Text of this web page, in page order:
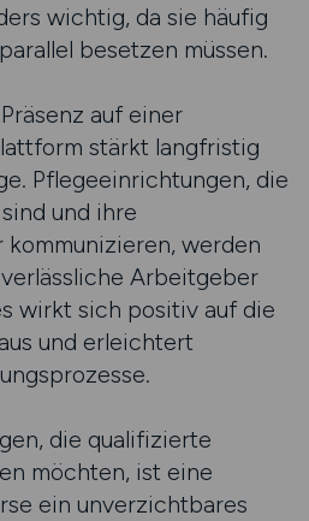
wichtig, da sie häufig
besetzen müssen.
auf einer
stärkt langfristig
Pflegeeinrichtungen, die
und ihre
werden
Arbeitgeber
wirkt sich positiv auf die
und erleichtert
die qualifizierte
möchten, ist eine
ein unverzichtbares